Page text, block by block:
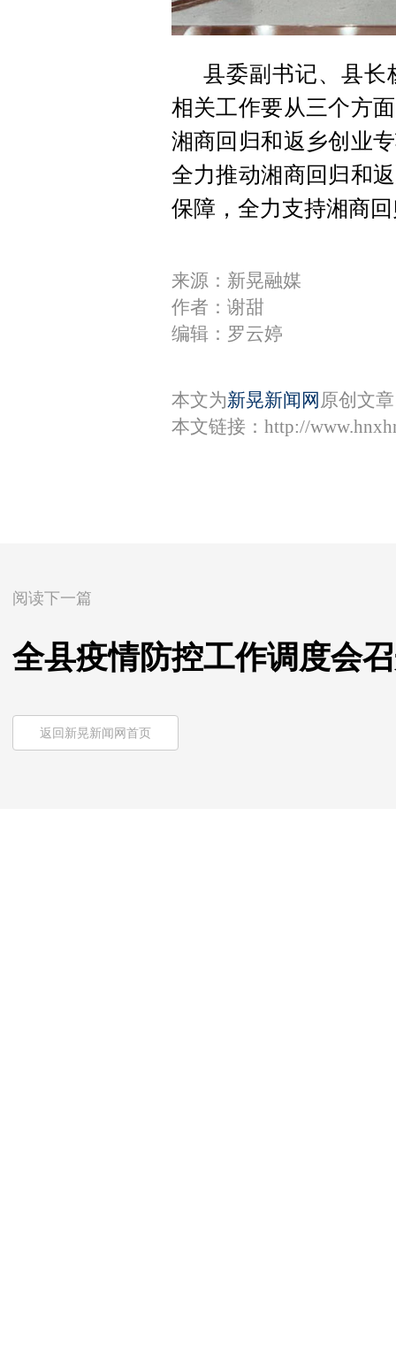
县委副书记、县长
相关工作要从三个方
湘商回归和返乡创业
全力推动湘商回归和
保障，全力支持湘商
来源：新晃融媒
作者：谢甜
编辑：罗云婷
本文为新晃新闻网 原创文
本文链接： http://
阅读下一篇
全县疫情防控工作调度会
返回新晃新闻网首页